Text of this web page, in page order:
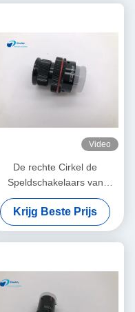
Video
De rechte Cirkel de
Speldschakelaars van
Stopshell maken 14 Speld
XC22T14KHP waterdicht
Krijg Beste Prijs